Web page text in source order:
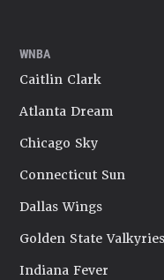
WNBA
Caitlin Clark
Atlanta Dream
Chicago Sky
Connecticut Sun
Dallas Wings
Golden State Valkyries
Indiana Fever